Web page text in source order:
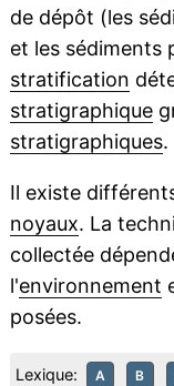
de dépôt (les
et les sédiments
stratification
stratigraphique
stratigraphiques.
Il existe
noyaux. La
collectée
l'environnement
posées.
Lexique: A B